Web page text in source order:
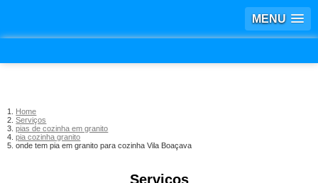
MENU
Home
Serviços
pias de cozinha em granito
pia cozinha granito
onde tem pia em granito para cozinha Vila Boaçava
Serviços